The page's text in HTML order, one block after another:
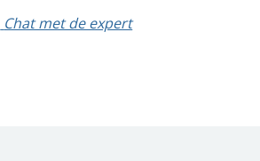
Chat met de expert